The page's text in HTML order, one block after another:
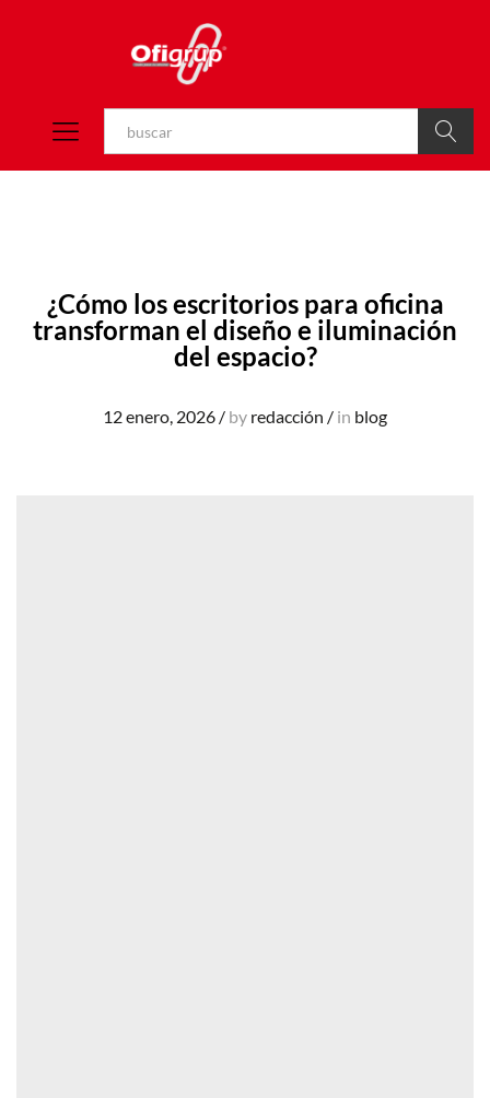
Buscar
¿Cómo los escritorios para oficina
transforman el diseño e iluminación
del espacio?
12 enero, 2026 / by redacción / in blog